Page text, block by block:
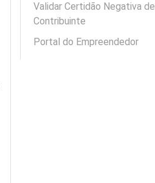
Validar Certidão Negativa de
Contribuinte
Portal do Empreendedor